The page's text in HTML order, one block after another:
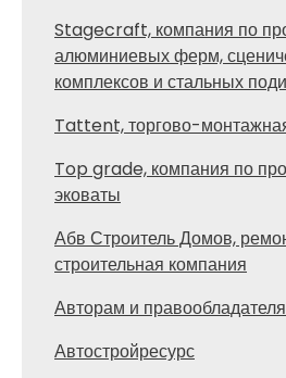
Stagecraft, компания по
алюминиевых ферм,
комплексов и стальных
Tattent, торгово-
Top grade, компания по
эковаты
Абв Строитель Домов,
строительная компания
Авторам и
Автостройресурс